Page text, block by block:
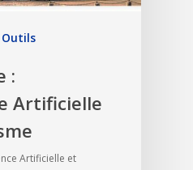
Outils
:
Artificielle
Artificielle et